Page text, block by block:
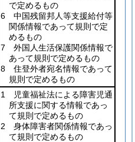
で定めるもの
6 中国残留邦人等支援給付等
関係情報であって規則で定
めるもの
7 外国人生活保護関係情報で
あって規則で定めるもの
8 住登外者宛名情報であって
規則で定めるもの
1 児童福祉法による障害児通
所支援に関する情報であっ
て規則で定めるもの
2 身体障害者関係情報であっ
て規則で定めるもの